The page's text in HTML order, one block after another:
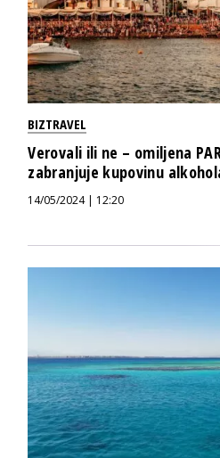
BIZTRAVEL
Verovali ili ne – omiljena
zabranjuje kupovinu
14/05/2024 | 12:20